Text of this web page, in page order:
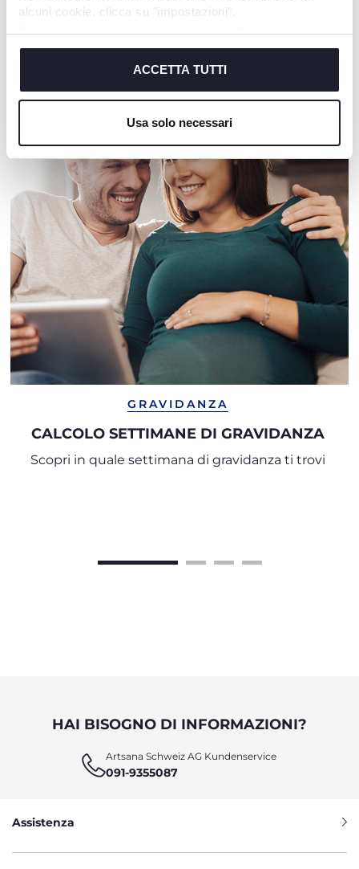
alcuni cookie, clicca su "impostazioni".
Chiudendo questo banner acconsenti all’uso dei soli
cookie tecnici, indispensabili per fruire del servizio
ACCETTA TUTTI
Usa solo necessari
Occhiale da sole 12m+ Occhiali da sole 36m+
GRAVIDANZA
CALCOLO SETTIMANE DI GRAVIDANZA
Scopri in quale settimana di gravidanza ti trovi
HAI BISOGNO DI INFORMAZIONI?
Artsana Schweiz AG Kundenservice
091-9355087
Assistenza